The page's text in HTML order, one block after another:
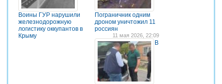
Воины ГУР нарушили
железнодорожную
логистику оккупантов в
Крыму
Пограничник одним
дроном уничтожил 11
россиян
11 мая 2026, 22:09
В